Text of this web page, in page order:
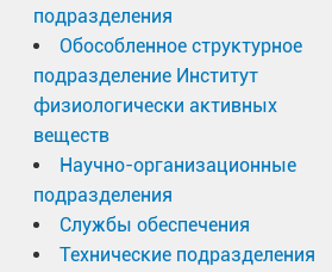
подразделения
Обособленное структурное
подразделение Институт
физиологически активных
веществ
Научно-организационные
подразделения
Службы обеспечения
Технические подразделения